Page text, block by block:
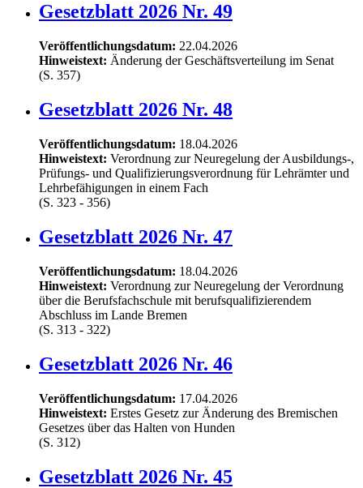
Gesetzblatt 2026 Nr. 49
Veröffentlichungsdatum: 22.04.2026
Hinweistext: Änderung der Geschäftsverteilung im Senat
(S. 357)
Gesetzblatt 2026 Nr. 48
Veröffentlichungsdatum: 18.04.2026
Hinweistext: Verordnung zur Neuregelung der Ausbildungs-,
Prüfungs- und Qualifizierungsverordnung für Lehrämter und
Lehrbefähigungen in einem Fach
(S. 323 - 356)
Gesetzblatt 2026 Nr. 47
Veröffentlichungsdatum: 18.04.2026
Hinweistext: Verordnung zur Neuregelung der Verordnung
über die Berufsfachschule mit berufsqualifizierendem
Abschluss im Lande Bremen
(S. 313 - 322)
Gesetzblatt 2026 Nr. 46
Veröffentlichungsdatum: 17.04.2026
Hinweistext: Erstes Gesetz zur Änderung des Bremischen
Gesetzes über das Halten von Hunden
(S. 312)
Gesetzblatt 2026 Nr. 45